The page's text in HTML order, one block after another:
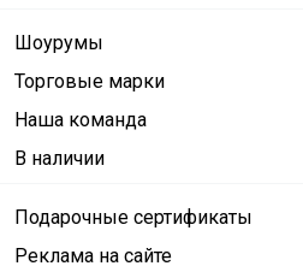
Шоурумы
Торговые марки
Наша команда
В наличии
Подарочные сертификаты
Реклама на сайте